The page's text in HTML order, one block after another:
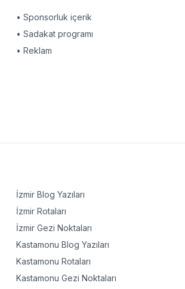
• Sponsorluk içerik
• Sadakat programı
• Reklam
İzmir Blog Yazıları
İzmir Rotaları
İzmir Gezi Noktaları
Kastamonu Blog Yazıları
Kastamonu Rotaları
Kastamonu Gezi Noktaları